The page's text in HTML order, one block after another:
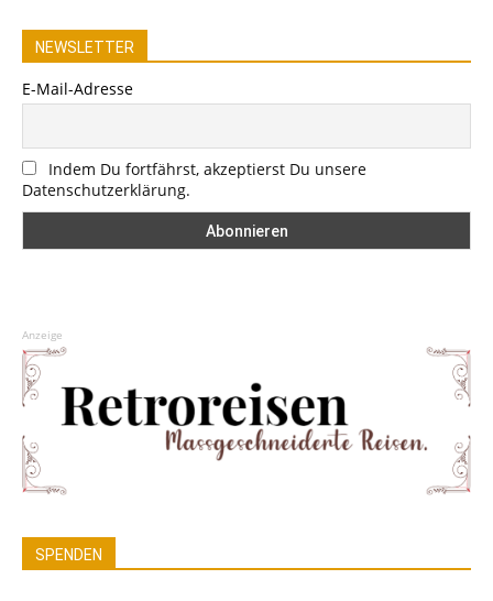
NEWSLETTER
E-Mail-Adresse
Indem Du fortfährst, akzeptierst Du unsere
Datenschutzerklärung.
Anzeige
SPENDEN